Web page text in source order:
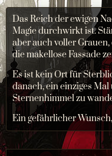
Das Reich der ewigen
Magie durchwirkt ist.
aber auch voller
die makellose Fassade
Es ist kein Ort für
danach, ein einziges
Sternenhimmel zu
Ein gefährlicher